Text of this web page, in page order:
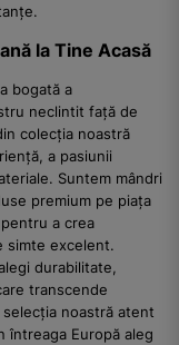
la Tine Acasă
bogată a
neclintit față de
colecția noastră
a pasiunii
Suntem mândri
premium pe piața
a crea
simte excelent.
durabilitate,
transcende
noastră atent
întreaga Europă aleg